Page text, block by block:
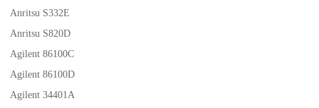
Anritsu S332E
Anritsu S820D
Agilent 86100C
Agilent 86100D
Agilent 34401A